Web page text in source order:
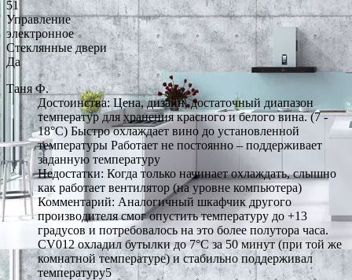
51
Управление
электронное
Стеклянные двери
Да
Таня Ф.
Достоинства: Цена, дизайн, достаточный диапазон
температур для хранения красного и белого вина. (7 -
18°С) Быстро охлаждает вино до установленной
температуры Работает не постоянно – поддерживает
заданную температуру
Недостатки: Когда только начинает охлаждать, слышно
как работает вентилятор (на уровне компьютера)
Комментарий: Аналогичный шкафчик другого
производителя смог опустить температуру до +13
градусов и потребовалось на это более полутора часа.
CV012 охладил бутылки до 7°С за 50 минут (при той же
комнатной температуре) и стабильно поддерживал
температуру5